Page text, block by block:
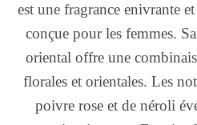
est une fragrance enivrante
conçue pour les femmes.
oriental offre une
florales et orientales. Les
poivre rose et de néroli